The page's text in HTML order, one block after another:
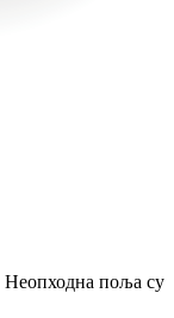
Неопходна поља су